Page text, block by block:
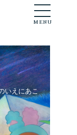
メニュー
MENU
いえにあこ